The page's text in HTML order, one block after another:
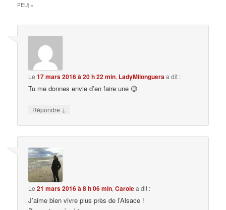
PEU) »
Le17 mars 2016 à 20 h 22 min, LadyMilongueraa dit :
Tu me donnes envie d’en faire une 😉
Répondre ↓
Le21 mars 2016 à 8 h 06 min,Carolea dit :
J’aime bien vivre plus près de l’Alsace !